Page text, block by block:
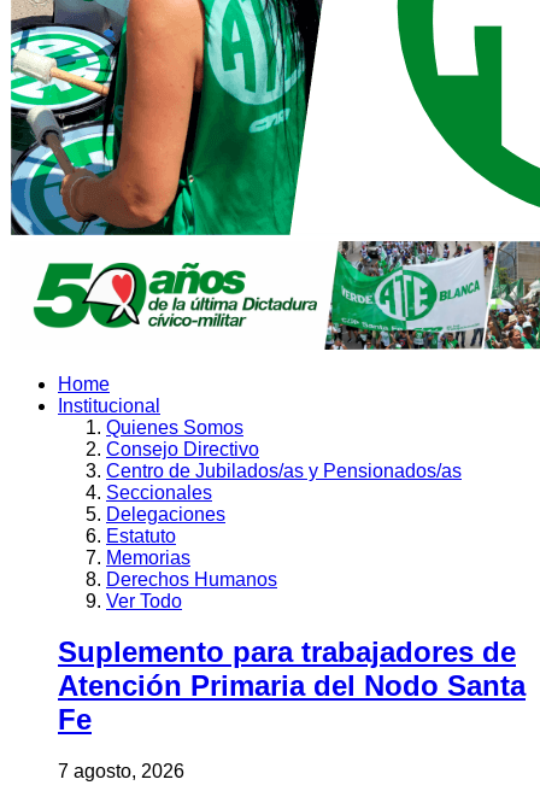
Home
Institucional
Quienes Somos
Consejo Directivo
Centro de Jubilados/as y Pensionados/as
Seccionales
Delegaciones
Estatuto
Memorias
Derechos Humanos
Ver Todo
Suplemento para trabajadores de
Atención Primaria del Nodo Santa
Fe
7 agosto, 2026